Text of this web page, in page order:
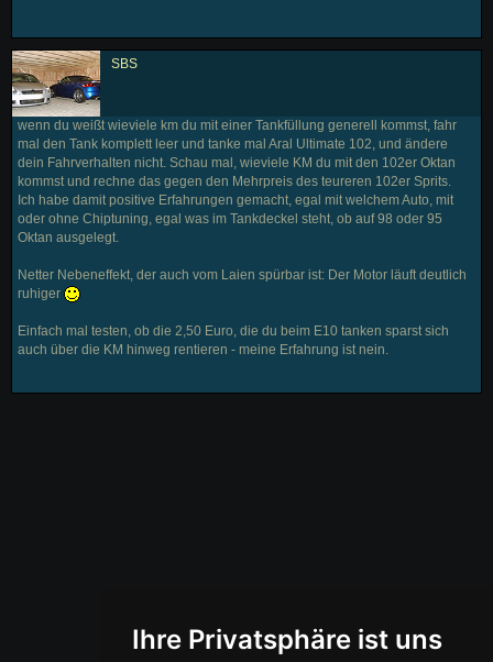
Ihre Privatsphäre ist uns
SBS
wenn du weißt wieviele km du mit einer Tankfüllung generell kommst, fahr
mal den Tank komplett leer und tanke mal Aral Ultimate 102, und ändere
dein Fahrverhalten nicht. Schau mal, wieviele KM du mit den 102er Oktan
kommst und rechne das gegen den Mehrpreis des teureren 102er Sprits.
Ich habe damit positive Erfahrungen gemacht, egal mit welchem Auto, mit
oder ohne Chiptuning, egal was im Tankdeckel steht, ob auf 98 oder 95
Oktan ausgelegt.
Netter Nebeneffekt, der auch vom Laien spürbar ist: Der Motor läuft deutlich
ruhiger
Einfach mal testen, ob die 2,50 Euro, die du beim E10 tanken sparst sich
auch über die KM hinweg rentieren - meine Erfahrung ist nein.